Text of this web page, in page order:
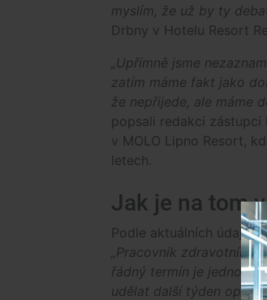
myslím, že už by ty
Drbny v Hotelu Resort
„Upřímně jsme
zatím máme fakt jako
že nepřijede, ale máme
popsali redakci zástupci
v MOLO Lipno Resort,
letech.
Jak je na tom
Podle aktuálních údajů
„Pracovník zdravotního
řádný termín je jednou
udělat další týden